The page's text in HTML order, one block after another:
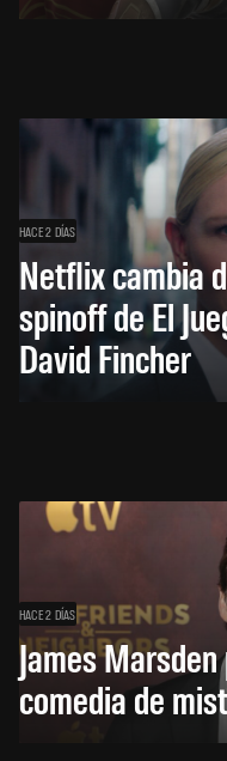
HACE 2 DÍAS
Netflix cambia
spinoff de El
David Fincher
HACE 2 DÍAS
James
comedia de